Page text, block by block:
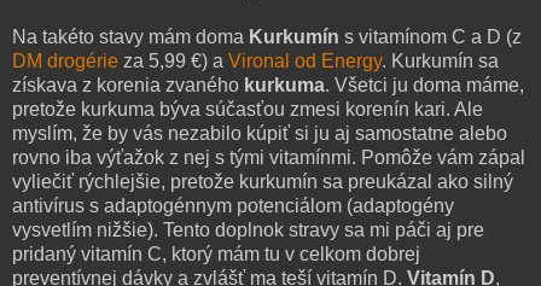
Na takéto stavy mám doma Kurkumín s vitamínom C a D (z
DM drogérie za 5,99 €) a Vironal od Energy. Kurkumín sa
získava z korenia zvaného kurkuma. Všetci ju doma máme,
pretože kurkuma býva súčasťou zmesi korenín kari. Ale
myslím, že by vás nezabilo kúpiť si ju aj samostatne alebo
rovno iba výťažok z nej s tými vitamínmi. Pomôže vám zápal
vyliečiť rýchlejšie, pretože kurkumín sa preukázal ako silný
antivírus s adaptogénnym potenciálom (adaptogény
vysvetlím nižšie). Tento doplnok stravy sa mi páči aj pre
pridaný vitamín C, ktorý mám tu v celkom dobrej
preventívnej dávky a zvlášť ma teší vitamín D. Vitamín D,